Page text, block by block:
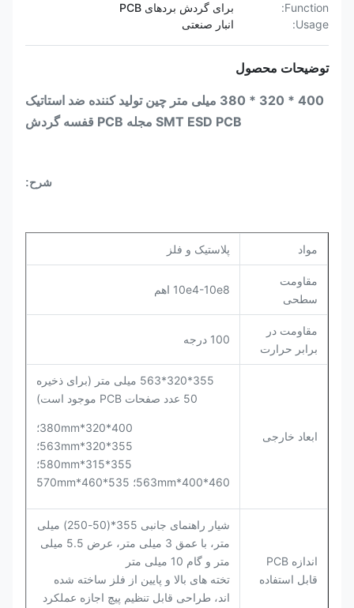
Function:
برای گردش بردهای PCB
Usage:
انبار صنعتی
توضیحات محصول
400 * 320 * 380 میلی متر چین تولید کننده ضد استاتیک
SMT ESD PCB مجله PCB قفسه گردش
شرح:
مواد پلاستیک و فلز
مقاومت
سطحی
10e4-10e8 اهم
مقاومت در
برابر حرارت
100 درجه
ابعاد خارجی
355*320*563 میلی متر (برای ذخیره
50 عدد صفحات PCB موجود است)
400*320*380mm؛
355*320*563mm؛
355*315*580mm؛
460*400*563mm؛ 535*460*570mm
اندازه PCB
قابل استفاده
شیار راهنمای جانبی 355*(50-250) میلی
متر، با عمق 3 میلی متر، عرض 5.5 میلی
متر و گام 10 میلی متر
تخته های بالا و پایین از فلز ساخته شده
اند، طراحی قابل تنظیم پیچ اجازه عملکرد